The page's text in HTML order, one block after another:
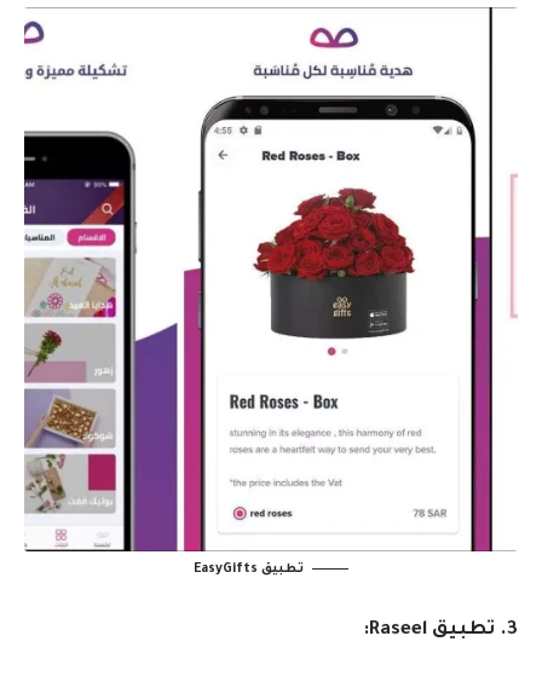
تطبيق EasyGifts
3. تطبيق Raseel: